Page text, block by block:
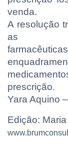
venda.
A resolução
as
prescrição.
Yara Aquino
Edição: